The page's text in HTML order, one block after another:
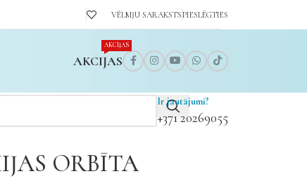
VĒLMJU SARAKSTSPIESLĒGTIES
AKCIJAS
AKCIJAS
Ir jautājumi?
+371 20269055
ORBĪTA